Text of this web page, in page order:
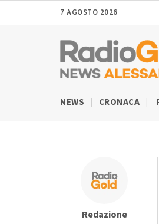
7 AGOSTO 2026
NEWS CRONACA
Redazione